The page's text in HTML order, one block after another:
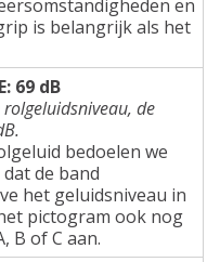
en
is belangrijk als het
69 dB
de
bedoelen we
de band
het geluidsniveau in
pictogram ook nog
B of C aan.